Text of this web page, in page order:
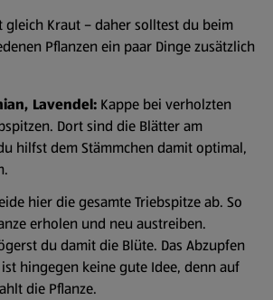
gleich Kraut – daher solltest du beim
Pflanzen ein paar Dinge zusätzlich
Lavendel: Kappe bei verholzten
Dort sind die Blätter am
hilfst dem Stämmchen damit optimal,
hier die gesamte Triebspitze ab. So
erholen und neu austreiben.
du damit die Blüte. Das Abzupfen
hingegen keine gute Idee, denn auf
die Pflanze.